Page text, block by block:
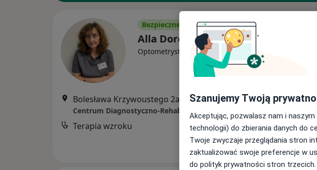
Bezpieczne płatności
Alla Doroshenko
Optometrysta
Bolesława Krzywoustego 2a/2, Koszalin•Mapa
Centrum Diagnostyczno-Rehabilitacyjne AmberMed
Terapia wzroku 750 zł
Szanujemy Twoją
Akceptując, pozwalasz nam i
technologii) do zbierania danych do
Twoje zwyczaje przeglądania stron
zaktualizować swoje preferencje w
do polityk prywatności stron